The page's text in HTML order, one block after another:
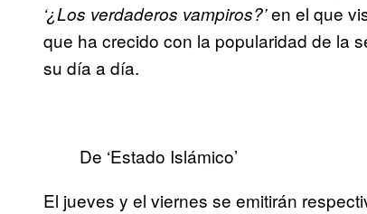
‘¿Los verdaderos vampiros?’en el que
que ha crecido con la popularidad de la
su día a día.
De ‘Estado Islámico’
El jueves y el viernes se emitirán